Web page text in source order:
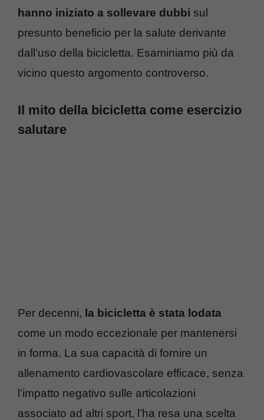
hanno iniziato a sollevare dubbi sul
presunto beneficio per la salute derivante
dall’uso della bicicletta. Esaminiamo più da
vicino questo argomento controverso.
Il mito della bicicletta come esercizio
salutare
Per decenni, la bicicletta è stata lodata
come un modo eccezionale per mantenersi
in forma. La sua capacità di fornire un
allenamento cardiovascolare efficace, senza
l’impatto negativo sulle articolazioni
associato ad altri sport, l’ha resa una scelta